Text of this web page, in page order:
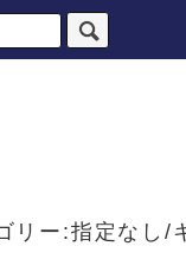
リー:指定なし/